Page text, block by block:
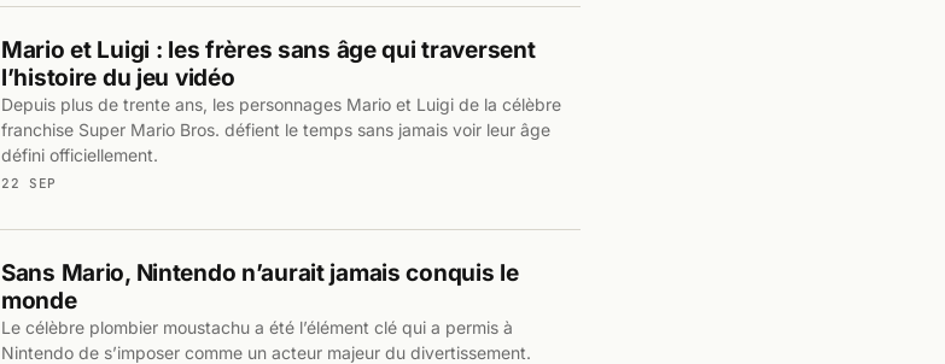
Mario et Luigi : les frères sans âge qui traversent
l’histoire du jeu vidéo
Depuis plus de trente ans, les personnages Mario et Luigi de la célèbre
franchise Super Mario Bros. défient le temps sans jamais voir leur âge
défini officiellement.
22 SEP
Sans Mario, Nintendo n’aurait jamais conquis le
monde
Le célèbre plombier moustachu a été l’élément clé qui a permis à
Nintendo de s’imposer comme un acteur majeur du divertissement.